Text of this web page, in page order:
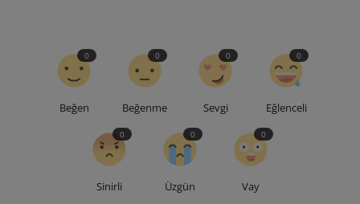
Beğen
0
Beğenme
0
Sevgi
0
Eğlenceli
0
Sinirli
0
Üzgün
0
Vay
0